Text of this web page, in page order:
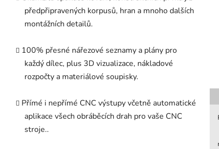
předpřipravených korpusů, hran a mnoho dalších
montážních detailů.
100% přesné nářezové seznamy a plány pro
každý dílec, plus 3D vizualizace, nákladové
rozpočty a materiálové soupisky.
Přímé i nepřímé CNC výstupy včetně automatické
aplikace všech obráběcích drah pro vaše CNC
stroje..